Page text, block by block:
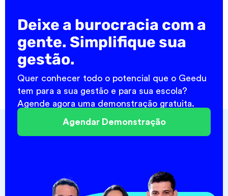
Deixe a burocracia com a
gente. Simplifique sua
gestão.
Quer conhecer todo o potencial que o Geedu
tem para a sua gestão e para sua escola?
Agende agora uma demonstração gratuita.
Agendar Demonstração